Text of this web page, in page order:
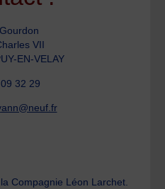
VII
EN-VELAY
32 29
Compagnie Léon Larchet.